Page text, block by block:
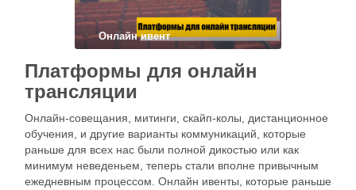
Онлайн ивент
Платформы для онлайн
трансляции
Онлайн-совещания, митинги, скайп-колы, дистанционное
обучения, и другие варианты коммуникаций, которые
раньше для всех нас были полной дикостью или как
минимум неведеньем, теперь стали вполне привычным
ежедневным процессом. Онлайн ивенты, которые раньше